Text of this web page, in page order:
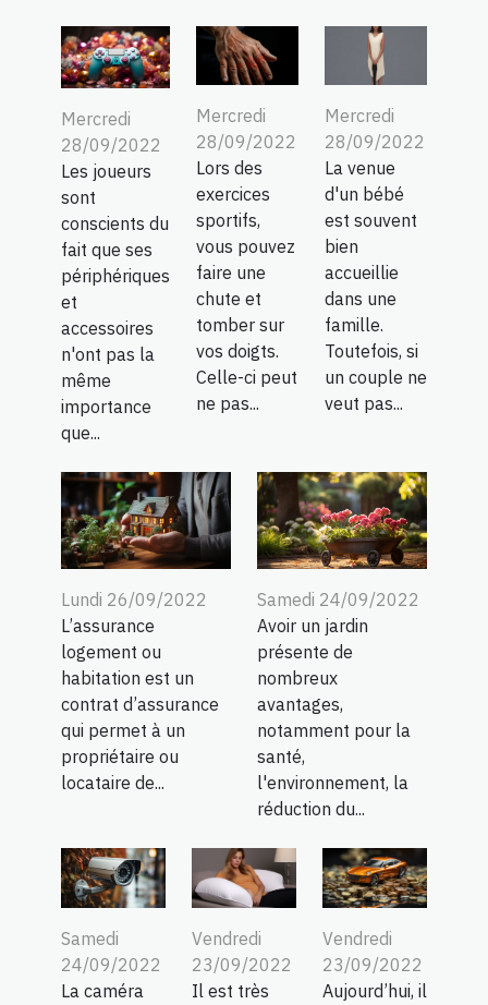
Mercredi
28/09/2022
Les joueurs
sont
conscients du
fait que ses
périphériques
et
accessoires
n'ont pas la
même
importance
que...
Mercredi
28/09/2022
Lors des
exercices
sportifs,
vous pouvez
faire une
chute et
tomber sur
vos doigts.
Celle-ci peut
ne pas...
Mercredi
28/09/2022
La venue
d'un bébé
est souvent
bien
accueillie
dans une
famille.
Toutefois, si
un couple ne
veut pas...
Lundi 26/09/2022
L’assurance
logement ou
habitation est un
contrat d’assurance
qui permet à un
propriétaire ou
locataire de...
Samedi 24/09/2022
Avoir un jardin
présente de
nombreux
avantages,
notamment pour la
santé,
l'environnement, la
réduction du...
Samedi
24/09/2022
La caméra
Vendredi
23/09/2022
Il est très
Vendredi
23/09/2022
Aujourd’hui, il